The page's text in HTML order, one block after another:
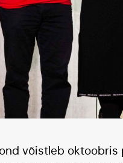
võistleb oktoobris